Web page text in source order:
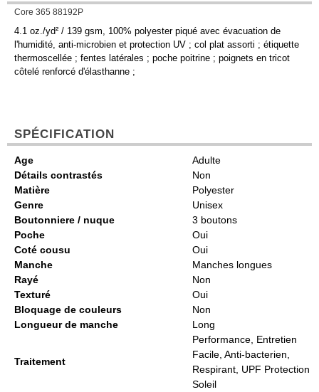
Core 365 88192P
4.1 oz./yd² / 139 gsm, 100% polyester piqué avec évacuation de
l'humidité, anti-microbien et protection UV ; col plat assorti ; étiquette
thermoscellée ; fentes latérales ; poche poitrine ; poignets en tricot
côtelé renforcé d'élasthanne ;
SPÉCIFICATION
Age
Adulte
Détails contrastés
Non
Matière
Polyester
Genre
Unisex
Boutonniere / nuque
3 boutons
Poche
Oui
Coté cousu
Oui
Manche
Manches longues
Rayé
Non
Texturé
Oui
Bloquage de couleurs
Non
Longueur de manche
Long
Traitement
Performance, Entretien
Facile, Anti-bacterien,
Respirant, UPF Protection
Soleil